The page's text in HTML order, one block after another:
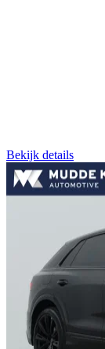
Bekijk details